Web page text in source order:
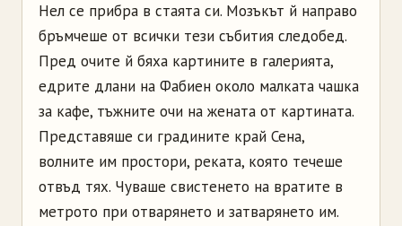
Нел се прибра в стаята си. Мозъкът й направо
бръмчеше от всички тези събития следобед.
Пред очите й бяха картините в галерията,
едрите длани на Фабиен около малката чашка
за кафе, тъжните очи на жената от картината.
Представяше си градините край Сена,
волните им простори, реката, която течеше
отвъд тях. Чуваше свистенето на вратите в
метрото при отварянето и затварянето им.